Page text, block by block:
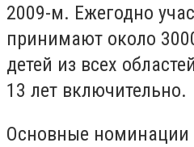
2009-м. Ежегодно
принимают около
детей из всех
13 лет включительно.
Основные